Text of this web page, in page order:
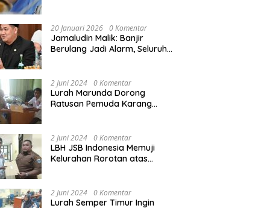
PMI
20 Januari 2026 0 Komentar
Jamaludin Malik: Banjir
Berulang Jadi Alarm, Seluruh
2 Juni 2024 0 Komentar
Lurah Marunda Dorong
Ratusan Pemuda Karang
Paralegal Gratis Yang
Diadakan LBH JSB Indonesia
2 Juni 2024 0 Komentar
LBH JSB Indonesia Memuji
Kelurahan Rorotan atas
150 orang Pemuda Karang
Taruna di Jakarta Utara
2 Juni 2024 0 Komentar
Lurah Semper Timur Ingin